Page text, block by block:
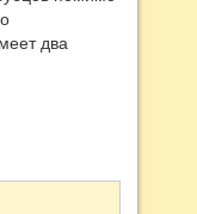
два